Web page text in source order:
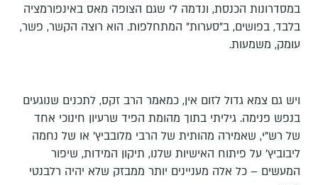
במסדרונות הכנסת, ונדמה לי שגם הצופה מאס באינפורמציה
בלבד, בפושים, ב"סערות" המתחלפות. הוא רוצה הקשר, פשר,
עומק, משמעות.
ויש גם צמא גדול לזום אין, כמאמר הרב זקס, לתכנים שנוגעים
בנפש פנימה. גיליתי בתוך מהומת הפיד שרעיון חינוכי אחד
של רש"י, שאמירה מהותית של הרבי מלובביץ' או של נחמה
ליבוביץ' על פיתוח האישיות שלנו, תיקון המידות, שיפור
המעשים – כל אלה מעניינים יותר ממבזק שלא יהיה רלבנטי